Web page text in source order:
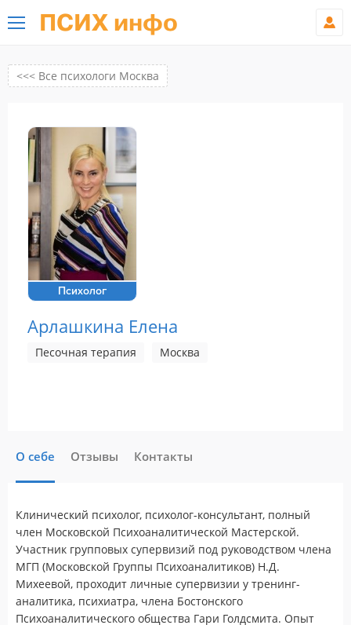
ПСИХ инфо
<<< Все психологи Москва
Психолог
Арлашкина Елена
Песочная терапия Москва
О себе Отзывы Контакты
Клинический психолог, психолог-консультант, полный
член Московской Психоаналитической Мастерской.
Участник групповых супервизий под руководством члена
МГП (Московской Группы Психоаналитиков) Н.Д.
Михеевой, проходит личные супервизии у тренинг-
аналитика, психиатра, члена Бостонского
Психоаналитического общества Гари Голдсмита. Опыт